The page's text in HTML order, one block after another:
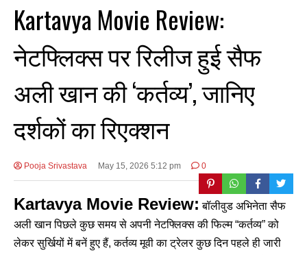
Kartavya Movie Review:
नेटफ्लिक्स पर रिलीज हुई सैफ
अली खान की ‘कर्तव्य’, जानिए
दर्शकों का रिएक्शन
Pooja Srivastava May 15, 2026 5:12 pm 0
Kartavya Movie Review: बॉलीवुड अभिनेता सैफ
अली खान पिछले कुछ समय से अपनी नेटफ्लिक्स की फिल्म “कर्तव्य” को
लेकर सुर्खियों में बनें हुए हैं, कर्तव्य मूवी का ट्रेलर कुछ दिन पहले ही जारी